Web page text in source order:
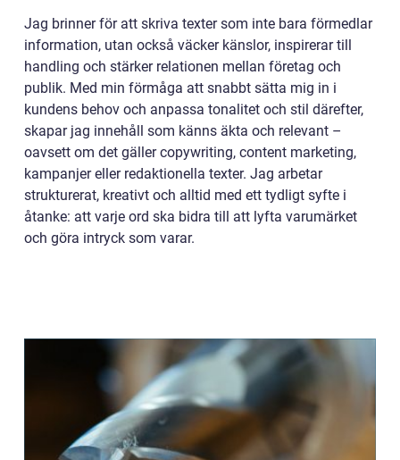
Jag brinner för att skriva texter som inte bara förmedlar
information, utan också väcker känslor, inspirerar till
handling och stärker relationen mellan företag och
publik. Med min förmåga att snabbt sätta mig in i
kundens behov och anpassa tonalitet och stil därefter,
skapar jag innehåll som känns äkta och relevant –
oavsett om det gäller copywriting, content marketing,
kampanjer eller redaktionella texter. Jag arbetar
strukturerat, kreativt och alltid med ett tydligt syfte i
åtanke: att varje ord ska bidra till att lyfta varumärket
och göra intryck som varar.